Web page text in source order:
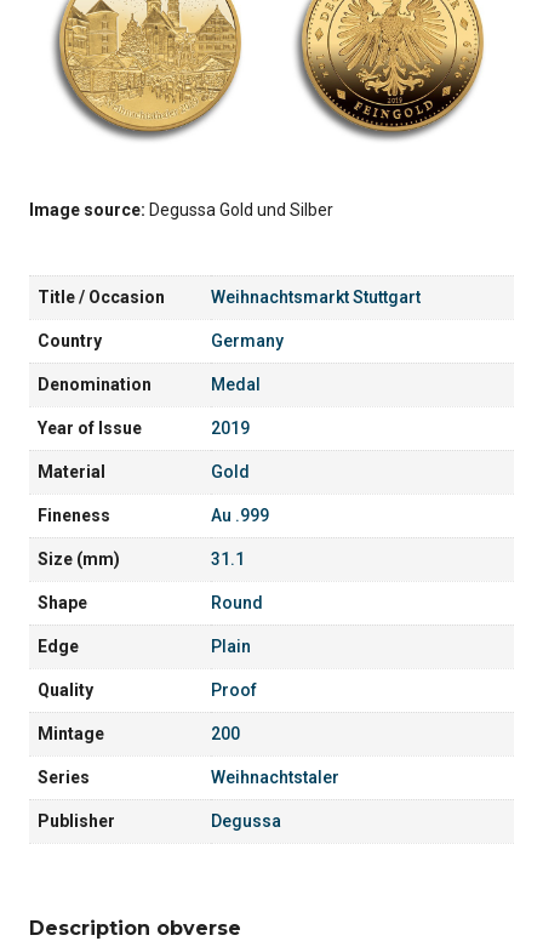
Image source: Degussa Gold und Silber
Title / Occasion Weihnachtsmarkt Stuttgart
Country Germany
Denomination Medal
Year of Issue 2019
Material Gold
Fineness Au .999
Size (mm) 31.1
Shape Round
Edge Plain
Quality Proof
Mintage 200
Series Weihnachtstaler
Publisher Degussa
Description obverse